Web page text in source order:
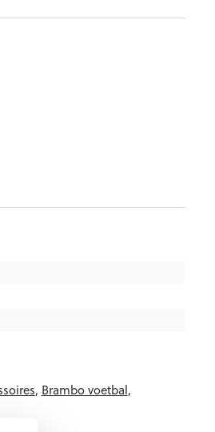
, Brambo voetbal,